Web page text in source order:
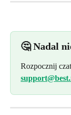
🤔 Nadal
Rozpocznij